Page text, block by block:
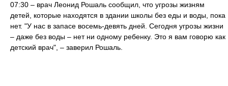
07:30 – врач Леонид Рошаль сообщил, что угрозы жизням
детей, которые находятся в здании школы без еды и воды, пока
нет. "У нас в запасе восемь-девять дней. Сегодня угрозы жизни
– даже без воды – нет ни одному ребенку. Это я вам говорю как
детский врач", – заверил Рошаль.